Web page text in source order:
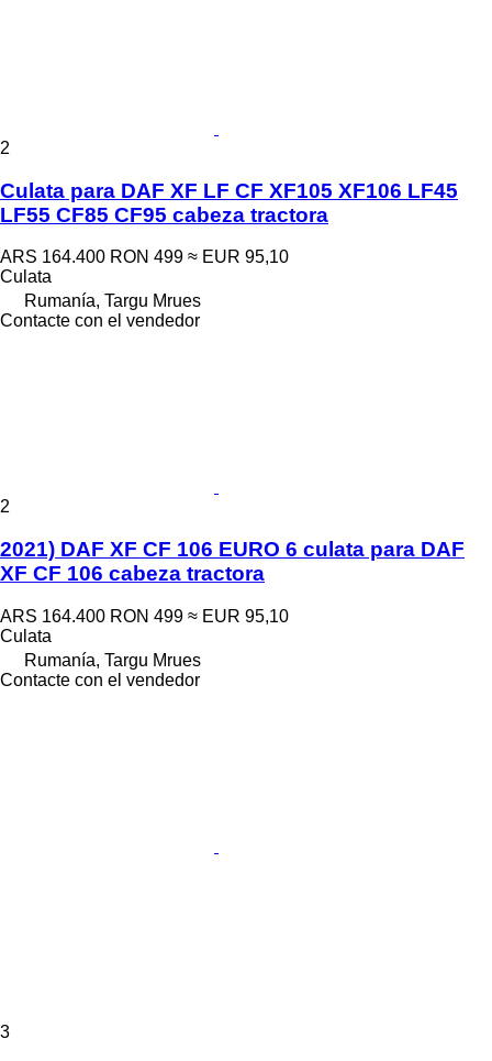
2
Culata para DAF XF LF CF XF105 XF106 LF45
LF55 CF85 CF95 cabeza tractora
ARS 164.400 RON 499 ≈ EUR 95,10
Culata
Rumanía, Targu Mrues
Contacte con el vendedor
2
2021) DAF XF CF 106 EURO 6 culata para DAF
XF CF 106 cabeza tractora
ARS 164.400 RON 499 ≈ EUR 95,10
Culata
Rumanía, Targu Mrues
Contacte con el vendedor
3